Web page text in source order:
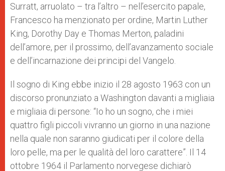
Surratt, arruolato – tra l’altro – nell’esercito papale,
Francesco ha menzionato per ordine, Martin Luther
King, Dorothy Day e Thomas Merton, paladini
dell’amore, per il prossimo, dell’avanzamento sociale
e dell’incarnazione dei principi del Vangelo.
Il sogno di King ebbe inizio il 28 agosto 1963 con un
discorso pronunziato a Washington davanti a migliaia
e migliaia di persone: “Io ho un sogno, che i miei
quattro figli piccoli vivranno un giorno in una nazione
nella quale non saranno giudicati per il colore della
loro pelle, ma per le qualità del loro carattere”. Il 14
ottobre 1964 il Parlamento norvegese dichiarò